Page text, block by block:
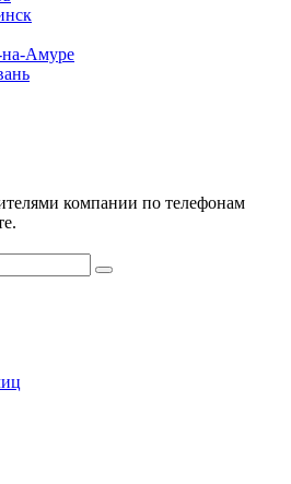
Амуре
компании по телефонам